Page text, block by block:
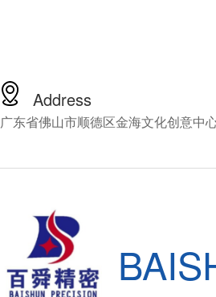
Address
广东省佛山市顺德区金海文化创意中